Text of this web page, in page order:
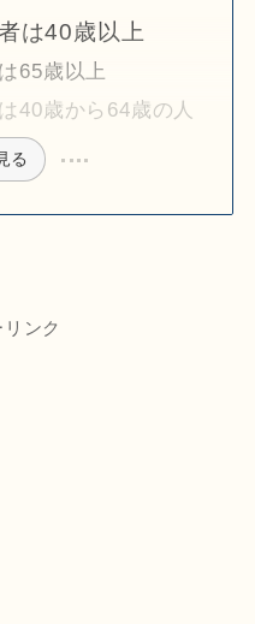
は40歳以上
65歳以上
40歳から64歳の人
る
ンク